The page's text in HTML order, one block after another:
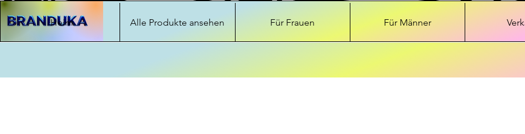
Heim Alle Produkte ansehen Für Frauen Für Männer